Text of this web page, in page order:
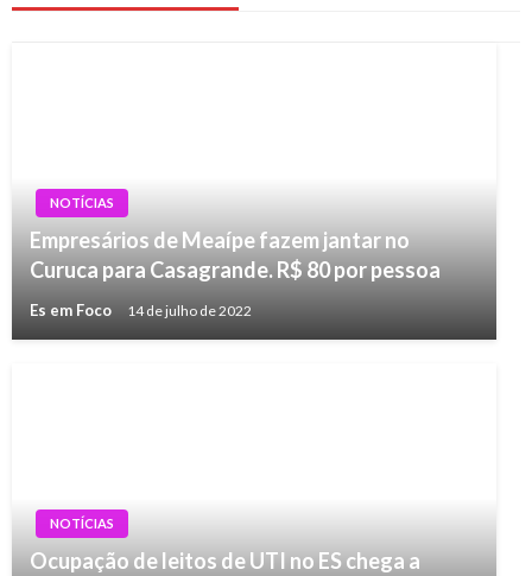
NOTÍCIAS
Empresários de Meaípe fazem jantar no
Curuca para Casagrande. R$ 80 por pessoa
Es em Foco 14 de julho de 2022
NOTÍCIAS
Ocupação de leitos de UTI no ES chega a